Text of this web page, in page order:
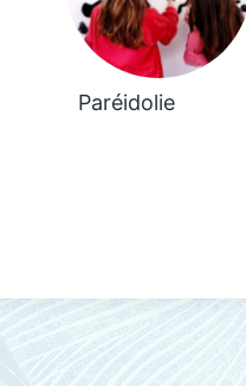
Paréidolie